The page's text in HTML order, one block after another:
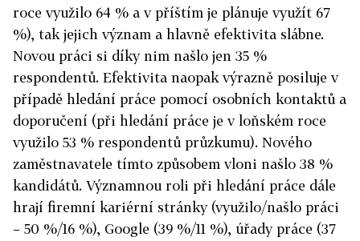
roce využilo 64 % a v příštím je plánuje využít 67
%), tak jejich význam a hlavně efektivita slábne.
Novou práci si díky nim našlo jen 35 %
respondentů. Efektivita naopak výrazně posiluje v
případě hledání práce pomocí osobních kontaktů a
doporučení (při hledání práce je v loňském roce
využilo 53 % respondentů průzkumu). Nového
zaměstnavatele tímto způsobem vloni našlo 38 %
kandidátů. Významnou roli při hledání práce dále
hrají firemní kariérní stránky (využilo/našlo práci
– 50 %/16 %), Google (39 %/11 %), úřady práce (37